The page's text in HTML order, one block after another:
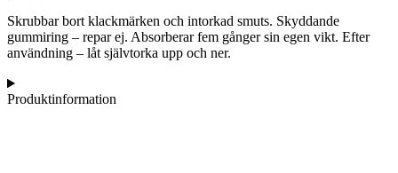
Skrubbar bort klackmärken och intorkad smuts. Skyddande
gummiring – repar ej. Absorberar fem gånger sin egen vikt. Efter
användning – låt självtorka upp och ner.
Produktinformation